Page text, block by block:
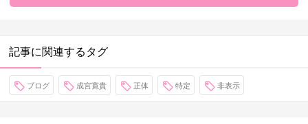
記事に関連するタグ
ブログ 成宮寛貴 正体 特定 非表示